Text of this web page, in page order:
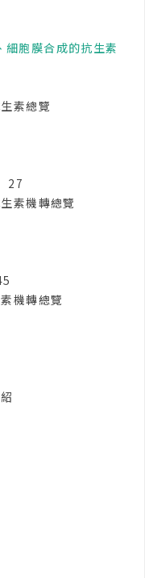
細胞膜合成的抗生素
素總覽
27
素機轉總覽
機轉總覽